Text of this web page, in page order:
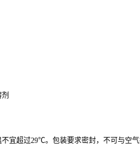
宜超过29℃。包装要求密封，不可与空